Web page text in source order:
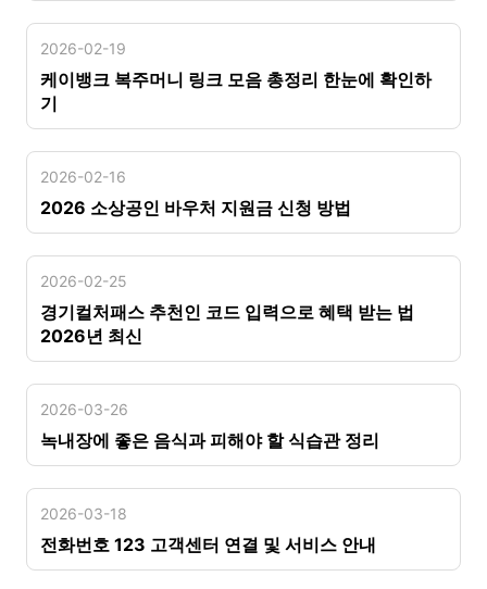
2026-02-19
케이뱅크 복주머니 링크 모음 총정리 한눈에 확인하
기
2026-02-16
2026 소상공인 바우처 지원금 신청 방법
2026-02-25
경기컬처패스 추천인 코드 입력으로 혜택 받는 법
2026년 최신
2026-03-26
녹내장에 좋은 음식과 피해야 할 식습관 정리
2026-03-18
전화번호 123 고객센터 연결 및 서비스 안내